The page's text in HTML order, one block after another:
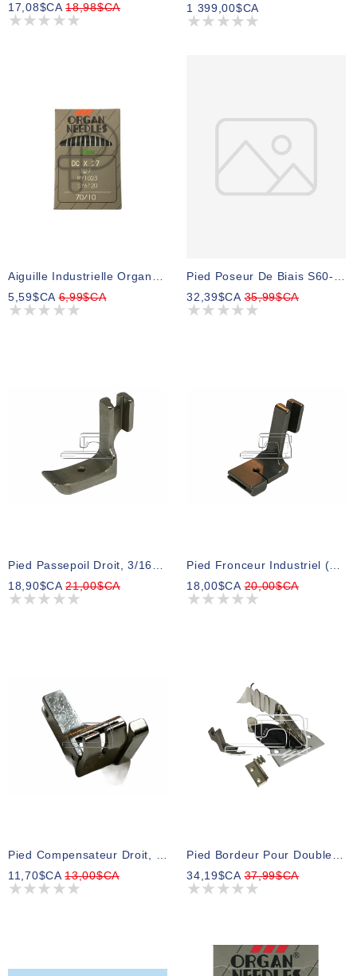
17,08$CA18,98$CA 1 399,00$CA
5,59$CA6,99$CA
32,39$CA35,99$CA
Pied Passepoil Droit, 3/16 Po.
18,90$CA21,00$CA
Pied Fronceur Industriel (Etroit)
18,00$CA20,00$CA
11,70$CA13,00$CA
34,19$CA37,99$CA